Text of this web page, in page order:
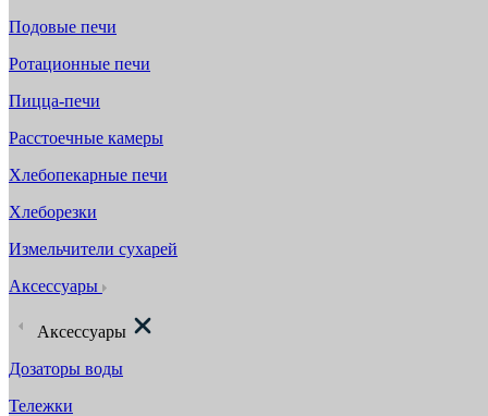
Подовые печи
Ротационные печи
Пицца-печи
Расстоечные камеры
Хлебопекарные печи
Хлеборезки
Измельчители сухарей
Аксессуары
Аксессуары
Дозаторы воды
Тележки